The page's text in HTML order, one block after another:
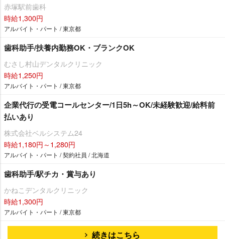
赤塚駅前歯科
時給1,300円
アルバイト・パート / 東京都
歯科助手/扶養内勤務OK・ブランクOK
むさし村山デンタルクリニック
時給1,250円
アルバイト・パート / 東京都
企業代行の受電コールセンター/1日5h～OK/未経験歓迎/給料前
払いあり
株式会社ベルシステム24
時給1,180円～1,280円
アルバイト・パート / 契約社員 / 北海道
歯科助手/駅チカ・賞与あり
かねこデンタルクリニック
時給1,300円
アルバイト・パート / 東京都
続きはこちら